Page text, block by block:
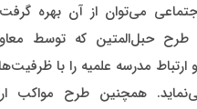
می‌توان از آن بهره
طرح حبل‌المتین که توسط
مدرسه علمیه را با
همچنین طرح مواکب